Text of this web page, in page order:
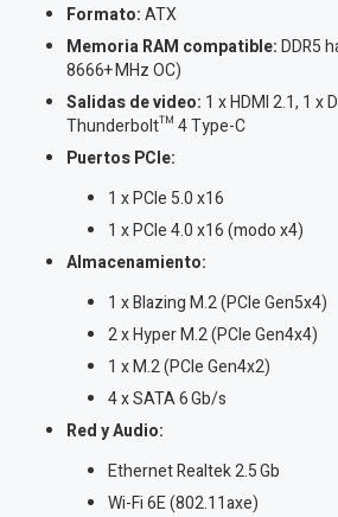
Formato:ATX
Memoria RAM compatible:DDR5
8666+ MHz OC)
Salidas de video: 1 x HDMI 2.1, 1 x
Thunderbolt™ 4 Type-C
Puertos PCIe:
1 x PCIe 5.0 x16
1 x PCIe 4.0 x16 (modo x4)
Almacenamiento:
1 x Blazing M.2 (PCIe Gen5x4)
2 x Hyper M.2 (PCIe Gen4x4)
1 x M.2 (PCIe Gen4x2)
4 x SATA 6 Gb/s
Red y Audio:
Ethernet Realtek 2.5 Gb
Wi-Fi 6E (802.11axe)